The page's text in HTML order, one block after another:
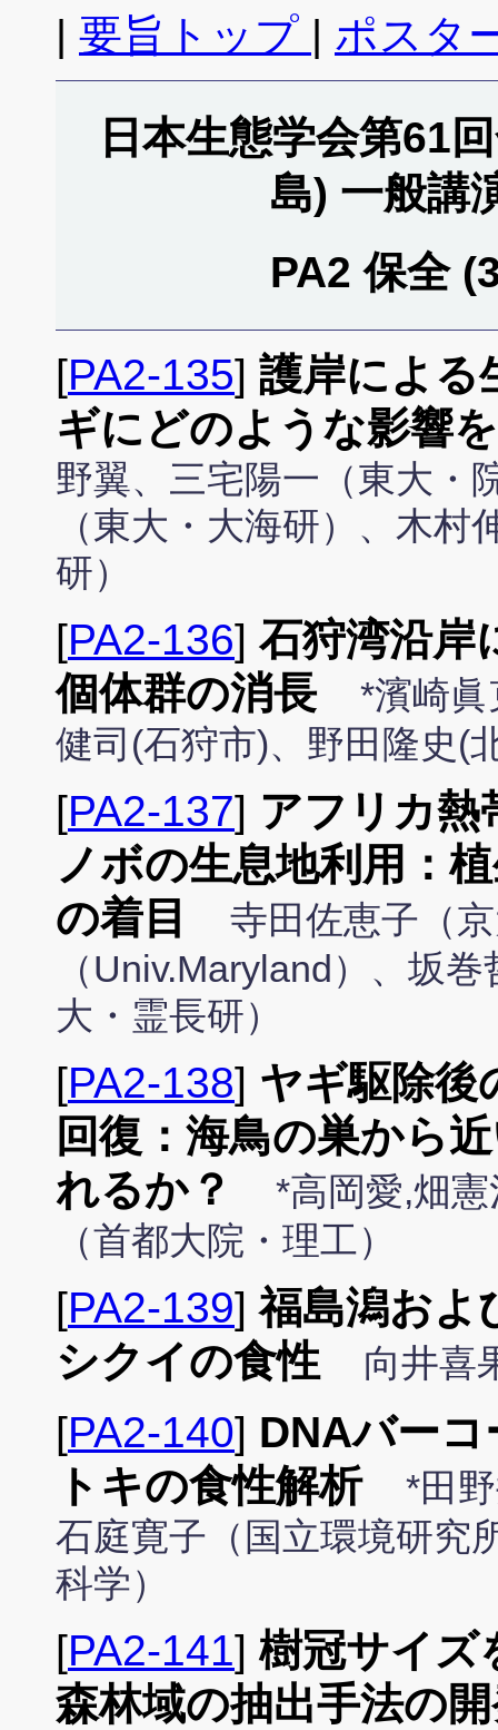
| 要旨トップ | ポスタ
日本生態学会第61
島) 一般講
PA2 保全
[PA2-135] 護岸による
ギにどのような影響
野翼、三宅陽一（東大・
（東大・大海研）、木
研）
[PA2-136] 石狩湾沿岸
個体群の消長
*濱崎
健司(石狩市)、野田隆史
[PA2-137] アフリカ熱
ノボの生息地利用：
の着目
寺田佐恵子（
（Univ.Maryland）、坂
大・霊長研）
[PA2-138] ヤギ駆除後
回復：海鳥の巣から
れるか？
*高岡愛,畑
（首都大院・理工）
[PA2-139]福島潟およ
シクイの食性
向井喜
[PA2-140] DNAバー
トキの食性解析
*田
石庭寛子（国立環境研究
科学）
[PA2-141] 樹冠サイズ
森林域の抽出手法の